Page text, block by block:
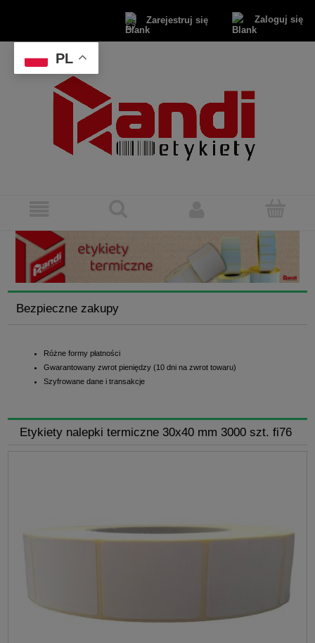
Zarejestruj się Zaloguj się
Bezpieczne zakupy
Różne formy płatności
Gwarantowany zwrot pieniędzy (10 dni na zwrot towaru)
Szyfrowane dane i transakcje
Etykiety nalepki termiczne 30x40 mm 3000 szt. fi76
PL